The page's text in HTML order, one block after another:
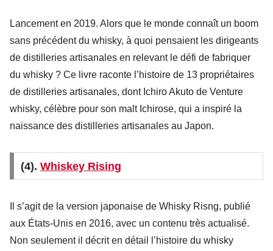
Lancement en 2019. Alors que le monde connaît un boom
sans précédent du whisky, à quoi pensaient les dirigeants
de distilleries artisanales en relevant le défi de fabriquer
du whisky ? Ce livre raconte l’histoire de 13 propriétaires
de distilleries artisanales, dont Ichiro Akuto de Venture
whisky, célèbre pour son malt Ichirose, qui a inspiré la
naissance des distilleries artisanales au Japon.
(4). Whiskey Rising
Il s’agit de la version japonaise de Whisky Risng, publié
aux États-Unis en 2016, avec un contenu très actualisé.
Non seulement il décrit en détail l’histoire du whisky